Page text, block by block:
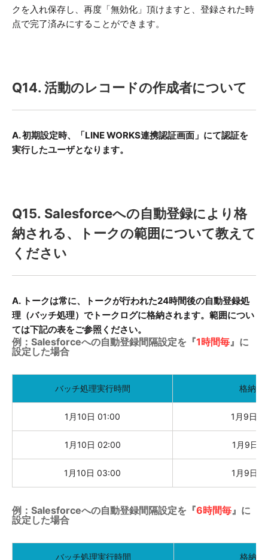
クを入れ保存し、再度「無効化」頂けますと、登録された時
点で完了済みにすることができます。
Q14. 活動のレコードの作成者について
A. 初期設定時、「LINE WORKS連携認証画面」にて認証を
実行したユーザとなります。
Q15. Salesforceへの自動登録により格
納される、トークの範囲について教えて
ください
A. トークは常に、トークが行われた24時間後の自動登録処
理（バッチ処理）でトークログに格納されます。範囲につい
ては下記の表をご参照ください。
例：Salesforceへの自動登録間隔設定を『1時間毎』に
設定した場合
バッチ処理実行時間 格納さ
1月10日 01:00 1月9日
1月10日 02:00 1月9日
1月10日 03:00 1月9日
例：Salesforceへの自動登録間隔設定を『6時間毎』に
設定した場合
バッチ処理実行時間 格納さ